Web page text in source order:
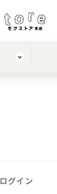
ログイン